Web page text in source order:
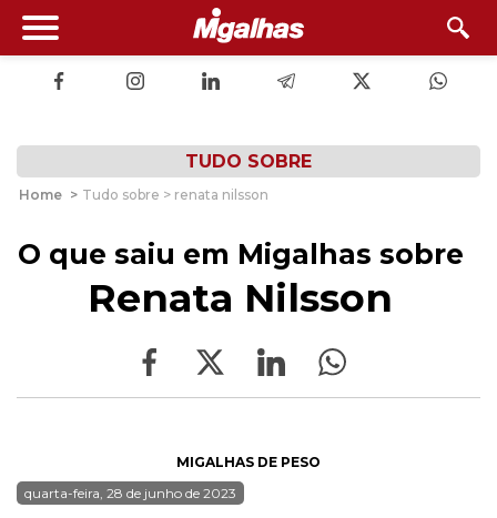
TUDO SOBRE
Home > Tudo sobre > renata nilsson
O que saiu em Migalhas sobre
Renata Nilsson
MIGALHAS DE PESO
quarta-feira, 28 de junho de 2023